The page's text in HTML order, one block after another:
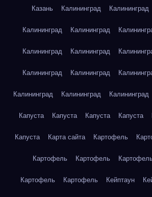
Казань Калининград Калининград
Калининград Калининград
Калининград Калининград
Калининград Калининград
Калининград Калининград Калининград
Капуста Капуста Капуста Капуста
Капуста Карта сайта Картофель
Картофель Картофель
Картофель Картофель Кейптаун